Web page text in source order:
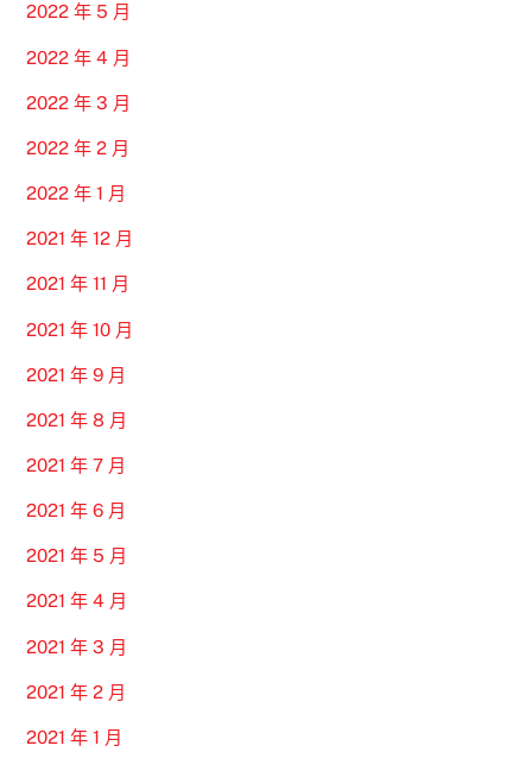
2022 年 5 月
2022 年 4 月
2022 年 3 月
2022 年 2 月
2022 年 1 月
2021 年 12 月
2021 年 11 月
2021 年 10 月
2021 年 9 月
2021 年 8 月
2021 年 7 月
2021 年 6 月
2021 年 5 月
2021 年 4 月
2021 年 3 月
2021 年 2 月
2021 年 1 月